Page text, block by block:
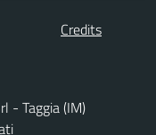
Credits
- Taggia (IM)